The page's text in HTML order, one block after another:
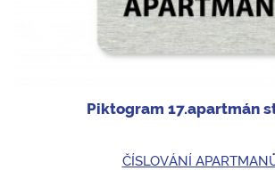
Piktogram 17.apartmán
ČÍSLOVÁNÍ